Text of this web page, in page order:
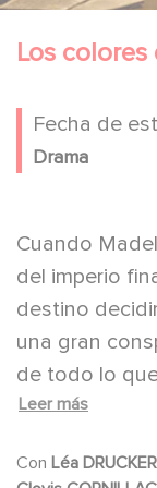
Los
Fecha de
Drama
Cuando
del imperio
destino
una gran
de todo lo
adversidad de
codiciosa del
Leer más
Con